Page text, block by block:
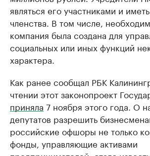
являться его участниками и
членства. В том числе,
компания была создана для
социальных или иных функций
характера.
Как ранее сообщал РБК
чтении этот законопроект
приняла 7 ноября этого года. О
депутатов разрешить
российские офшоры не только
фонды, управляющие активами